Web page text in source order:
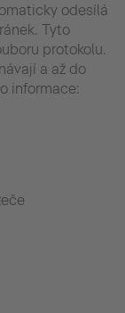
odesílá
Tyto
protokolu.
a až do
informace: